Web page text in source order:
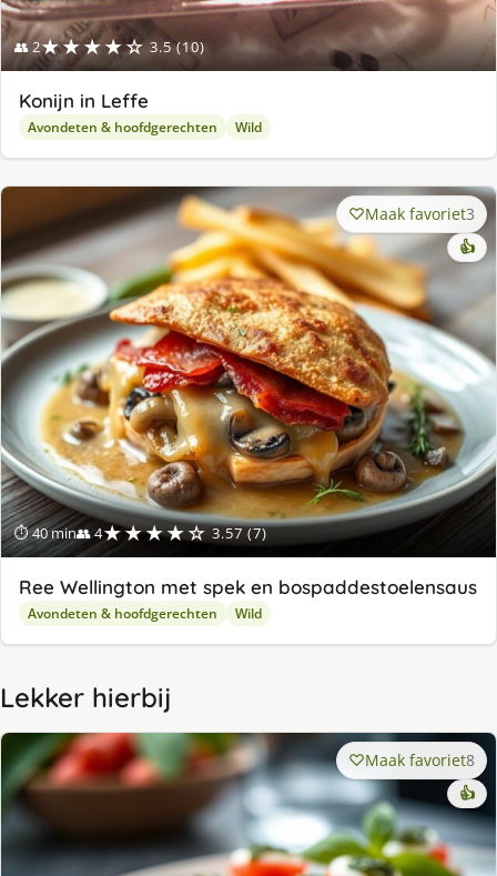
👥 2★★★★☆ 3.5 (10)
Konijn in Leffe
Avondeten & hoofdgerechten Wild
⏱ 40 min👥 4★★★★☆ 3.57 (7)
Maak favoriet3
👍
Ree Wellington met spek en bospaddestoelensaus
Avondeten & hoofdgerechten Wild
Lekker hierbij
Maak favoriet8
👍